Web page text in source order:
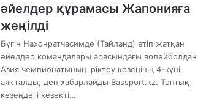
әйелдер құрамасы Жапонияға
жеңілді
Бүгін Нахонратчасимде (Тайланд) өтіп жатқан
әйелдер командалары арасындағы волейболдан
Азия чемпионатының іріктеу кезеңінің 4-күні
аяқталды, деп хабарлайды Bassport.kz. Топтық
кезеңдегі кезекті…